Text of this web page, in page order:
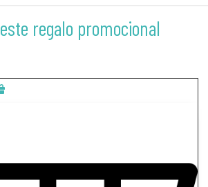
regalo promocional